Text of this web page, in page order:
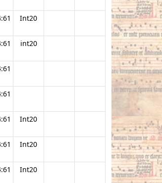
Int20
int20
Int20
Int20
Int20